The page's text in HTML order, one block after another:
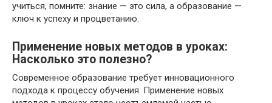
учиться, помните: знание — это сила, а образование —
ключ к успеху и процветанию.
Применение новых методов в уроках:
Насколько это полезно?
Современное образование требует инновационного
подхода к процессу обучения. Применение новых